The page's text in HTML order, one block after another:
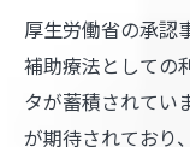
厚生労働省の承認
補助療法としての
タが蓄積されてい
が期待されており